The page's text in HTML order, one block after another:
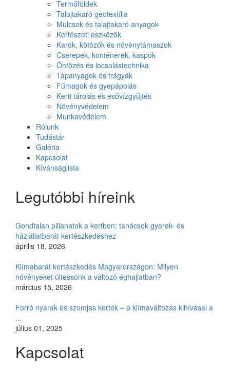
Termőföldek
Talajtakaró geotextília
Mulcsok és talajtakaró anyagok
Kertészeti eszközök
Karók, kötözők és növénytámaszok
Cserepek, konténerek, kaspók
Öntözés és locsolástechnika
Tápanyagok és trágyák
Fűmagok és gyepápolás
Kerti tárolás és esővízgyűjtés
Növényvédelem
Munkavédelem
Rólunk
Tudástár
Galéria
Kapcsolat
Kívánságlista
Legutóbbi híreink
Gondtalan pillanatok a kertben: tanácsok gyerek- és
háziállatbarát kertészkedéshez
április 18, 2026
Klímabarát kertészkedés Magyarországon: Milyen
növényeket ültessünk a változó éghajlatban?
március 15, 2026
Forró nyarak és szomjas kertek – a klímaváltozás kihívásai a
...
július 01, 2025
Kapcsolat